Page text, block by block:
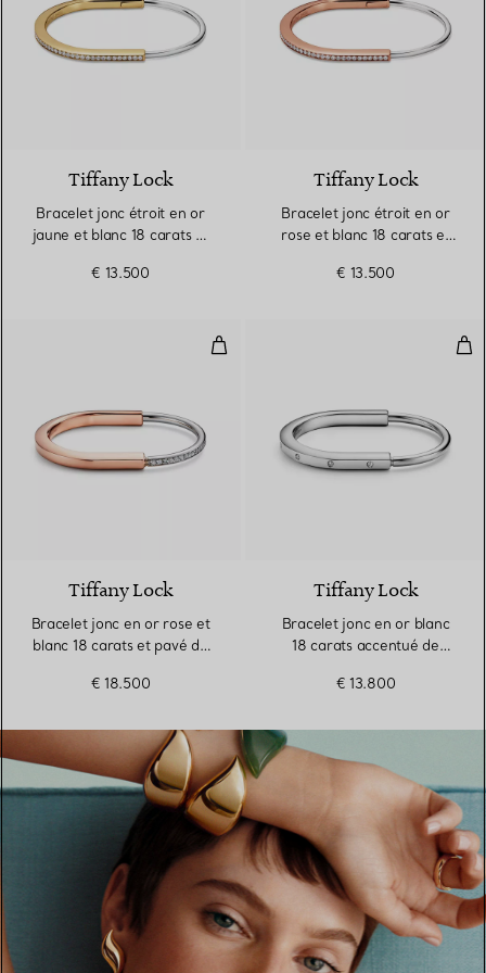
Tiffany Lock
Bracelet jonc étroit en or
jaune et blanc 18 carats et
cercle
€ 13.500
Tiffany Lock
Bracelet jonc étroit en or
rose et blanc 18 carats et
cercle
€ 13.500
Bracelet jonc en or rose et
Tiffany Lock
Bracelet jonc en or rose et
blanc 18 carats et pavé de
€ 18.500
Tiffany Lock
Bracelet jonc en or blanc
18 carats accentué de
€ 13.800